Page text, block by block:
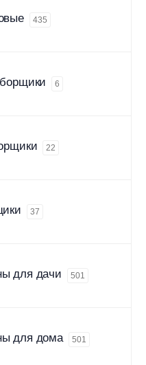
435
6
22
37
для дачи 501
для дома 501